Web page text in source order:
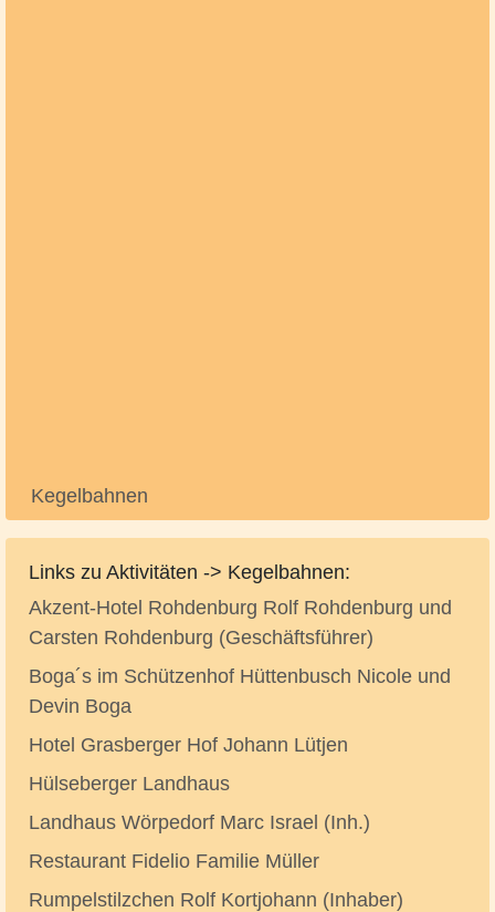
Kegelbahnen
Links zu Aktivitäten -> Kegelbahnen:
Akzent-Hotel Rohdenburg Rolf Rohdenburg und
Carsten Rohdenburg (Geschäftsführer)
Boga´s im Schützenhof Hüttenbusch Nicole und
Devin Boga
Hotel Grasberger Hof Johann Lütjen
Hülseberger Landhaus
Landhaus Wörpedorf Marc Israel (Inh.)
Restaurant Fidelio Familie Müller
Rumpelstilzchen Rolf Kortjohann (Inhaber)